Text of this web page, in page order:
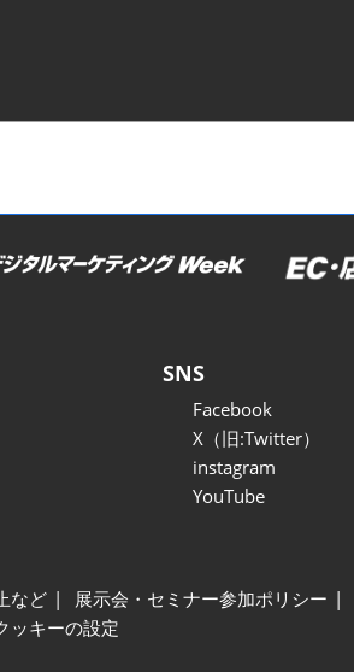
SNS
Facebook
X（旧:Twitter）
instagram
YouTube
など 展示会・セミナー参加ポリシー
ッキーの設定